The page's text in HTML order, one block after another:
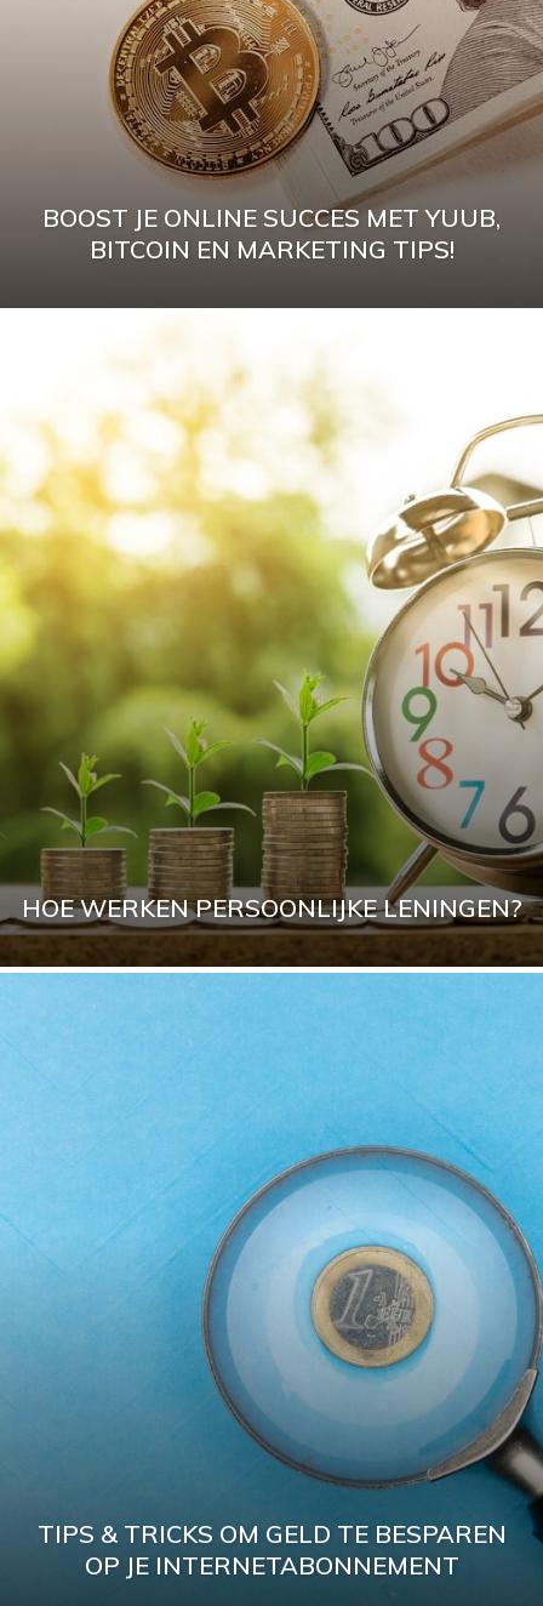
BOOST JE ONLINE SUCCES MET YUUB,
BITCOIN EN MARKETING TIPS!
HOE WERKEN PERSOONLIJKE LENINGEN?
TIPS & TRICKS OM GELD TE BESPAREN
OP JE INTERNETABONNEMENT